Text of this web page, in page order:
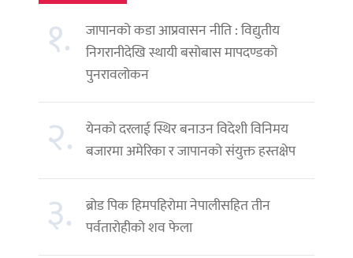
१.
जापानको कडा आप्रवासन नीति : विद्युतीय
निगरानीदेखि स्थायी बसोबास मापदण्डको
पुनरावलोकन
२. येनको दरलाई स्थिर बनाउन विदेशी विनिमय
बजारमा अमेरिका र जापानको संयुक्त हस्तक्षेप
३.
ब्रोड पिक हिमपहिरोमा नेपालीसहित तीन
पर्वतारोहीको शव फेला